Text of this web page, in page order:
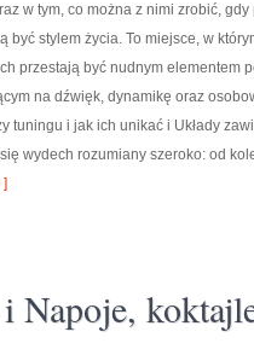
w tym, co można z nimi zrobić,
być stylem życia. To miejsce, w
przestają być nudnym elementem
na dźwięk, dynamikę oraz
tuningu i jak ich unikać i Układy
wydech rozumiany szeroko: od
Napoje,